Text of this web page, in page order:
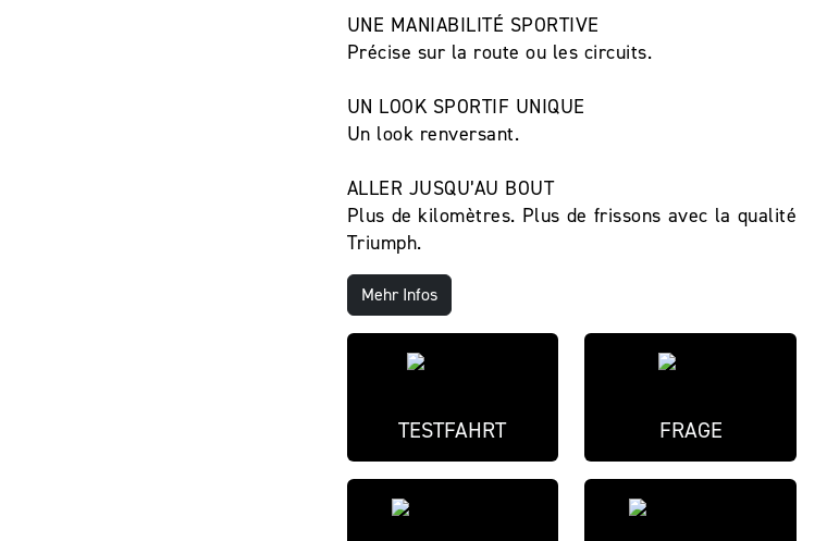
UNE MANIABILITÉ SPORTIVE
Précise sur la route ou les circuits.
UN LOOK SPORTIF UNIQUE
Un look renversant.
ALLER JUSQU’AU BOUT
Plus de kilomètres. Plus de frissons avec la qualité
Triumph.
Mehr Infos
TESTFAHRT FRAGE